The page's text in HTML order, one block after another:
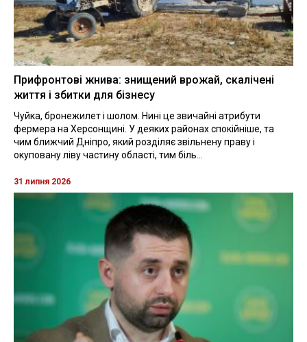
Прифронтові жнива: знищений врожай, скалічені
життя і збитки для бізнесу
Чуйка, бронежилет і шолом. Нині це звичайні атрибути
фермера на Херсонщині. У деяких районах спокійніше, та
чим ближчий Дніпро, який розділяє звільнену праву і
окуповану ліву частину області, тим біль...
31 липня 2026